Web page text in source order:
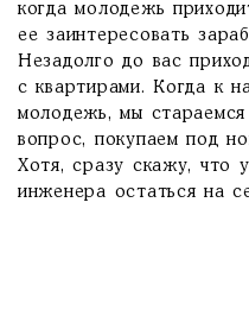
когда молодежь
ее заинтересовать
Незадолго до вас
с квартирами. Когда к
молодежь, мы
вопрос, покупаем под
Хотя, сразу скажу, что
инженера остаться на